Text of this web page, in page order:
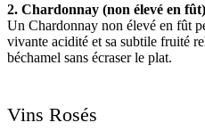
2. Chardonnay (non élevé en fût)
Un Chardonnay non élevé en fût
vivante acidité et sa subtile fruité
béchamel sans écraser le plat.
Vins Rosés